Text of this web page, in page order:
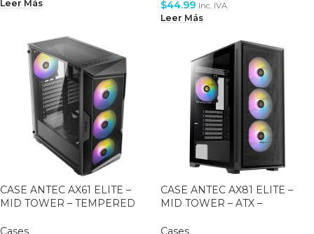
Leer Más $44.99 Inc. IVA
Leer Más
CASE ANTEC AX61 ELITE –
MID TOWER – TEMPERED
ARGB + 1X120MM REAR –
Cases
CASE ANTEC AX81 ELITE –
MID TOWER – ATX –
120MM ARGB – BLACK
Cases